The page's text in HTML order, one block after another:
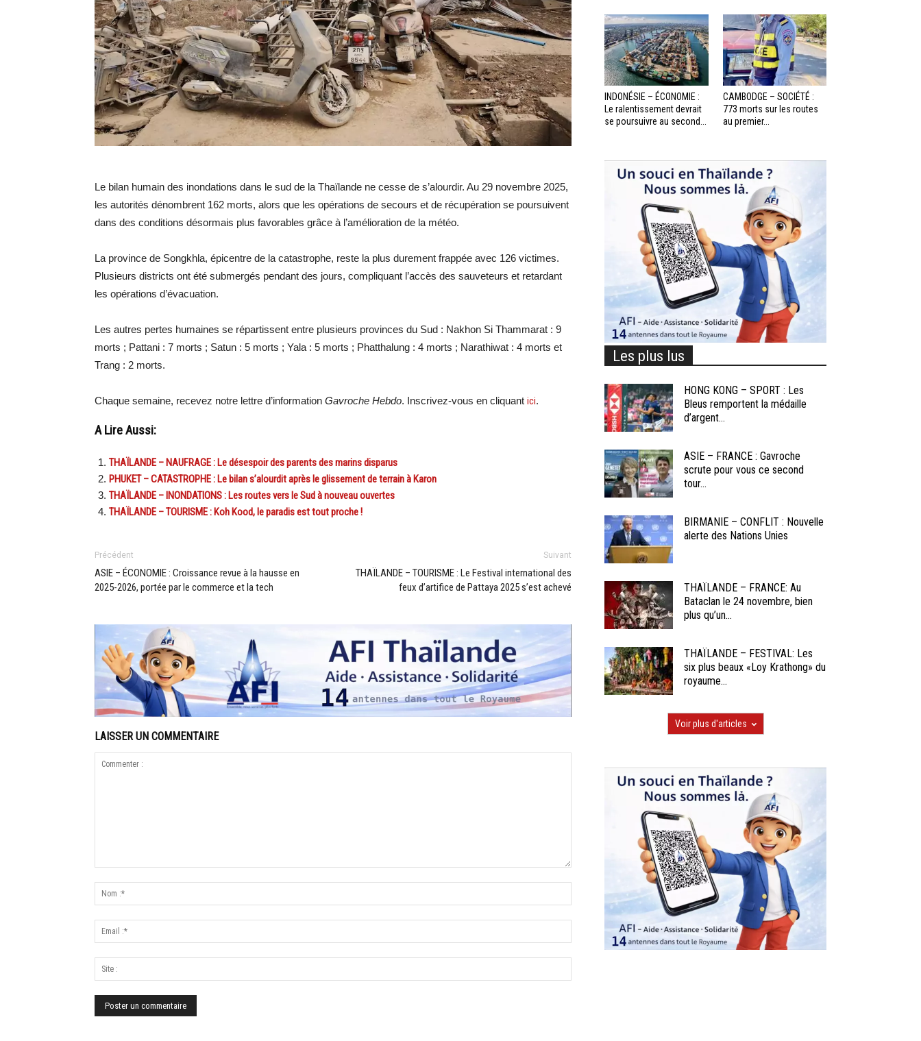
Le bilan humain des inondations dans le sud de la Thaïlande ne cesse de s’alourdir. Au 29 novembre 2025,
les autorités dénombrent 162 morts, alors que les opérations de secours et de récupération se poursuivent
dans des conditions désormais plus favorables grâce à l’amélioration de la météo.
La province de Songkhla, épicentre de la catastrophe, reste la plus durement frappée avec 126 victimes.
Plusieurs districts ont été submergés pendant des jours, compliquant l’accès des sauveteurs et retardant
les opérations d’évacuation.
Les autres pertes humaines se répartissent entre plusieurs provinces du Sud : Nakhon Si Thammarat : 9
morts ; Pattani : 7 morts ; Satun : 5 morts ; Yala : 5 morts ; Phatthalung : 4 morts ; Narathiwat : 4 morts et
Trang : 2 morts.
Chaque semaine, recevez notre lettre d’information Gavroche Hebdo. Inscrivez-vous en cliquant ici.
A Lire Aussi:
THAÏLANDE – NAUFRAGE : Le désespoir des parents des marins disparus
PHUKET – CATASTROPHE : Le bilan s’alourdit après le glissement de terrain à Karon
THAÏLANDE – INONDATIONS : Les routes vers le Sud à nouveau ouvertes
THAÏLANDE – TOURISME : Koh Kood, le paradis est tout proche !
Précédent
ASIE – ÉCONOMIE : Croissance revue à la hausse en
2025-2026, portée par le commerce et la tech
Suivant
THAÏLANDE – TOURISME : Le Festival international des
feux d’artifice de Pattaya 2025 s’est achevé
LAISSER UN COMMENTAIRE
INDONÉSIE – ÉCONOMIE :
Le ralentissement devrait
se poursuivre au second...
CAMBODGE – SOCIÉTÉ :
773 morts sur les routes
au premier...
Les plus lus
HONG KONG – SPORT : Les
Bleus remportent la médaille
d’argent...
ASIE – FRANCE : Gavroche
scrute pour vous ce second
tour...
BIRMANIE – CONFLIT : Nouvelle
alerte des Nations Unies
THAÏLANDE – FRANCE: Au
Bataclan le 24 novembre, bien
plus qu’un...
THAÏLANDE – FESTIVAL: Les
six plus beaux «Loy Krathong» du
royaume...
Voir plus d'articles